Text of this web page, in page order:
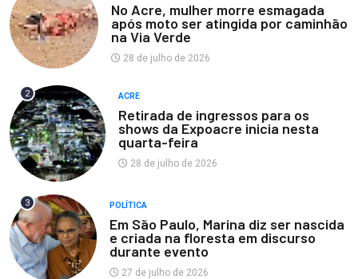
No Acre, mulher morre esmagada
após moto ser atingida por caminhão
na Via Verde
28 de julho de 2026
2 ACRE
Retirada de ingressos para os
shows da Expoacre inicia nesta
quarta-feira
28 de julho de 2026
3 POLÍTICA
Em São Paulo, Marina diz ser nascida
e criada na floresta em discurso
durante evento
27 de julho de 2026